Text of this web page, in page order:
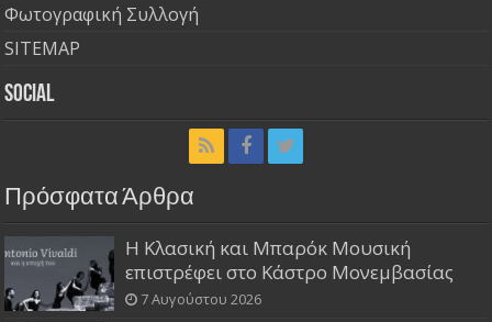
Φωτογραφική Συλλογή
SITEMAP
Social
Πρόσφατα Άρθρα
Η Κλασική και Μπαρόκ Μουσική
επιστρέφει στο Κάστρο Μονεμβασίας
7 Αυγούστου 2026